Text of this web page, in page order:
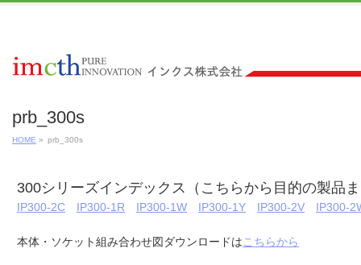
prb_300s
HOME » prb_300s
300シリーズインデックス（こちらから目的の製品
IP300-2C IP300-1R IP300-1W IP300-1Y IP300-2V IP300-
本体・ソケット組み合わせ図ダウンロードは こちらから